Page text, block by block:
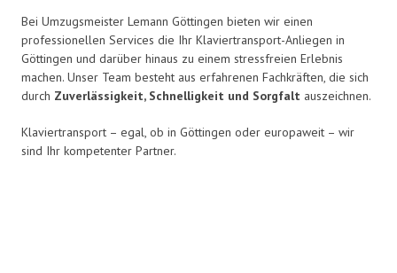
Bei Umzugsmeister Lemann Göttingen bieten wir einen
professionellen Services die Ihr Klaviertransport-Anliegen in
Göttingen und darüber hinaus zu einem stressfreien Erlebnis
machen. Unser Team besteht aus erfahrenen Fachkräften, die sich
durch Zuverlässigkeit, Schnelligkeit und Sorgfalt auszeichnen.
Klaviertransport – egal, ob in Göttingen oder europaweit – wir
sind Ihr kompetenter Partner.